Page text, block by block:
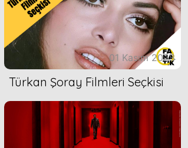
01 Kasım 2023
Türkan Şoray Filmleri Seçkisi